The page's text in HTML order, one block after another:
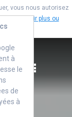
à
le
de
à
vous nous autorisez
En savoir plus ou